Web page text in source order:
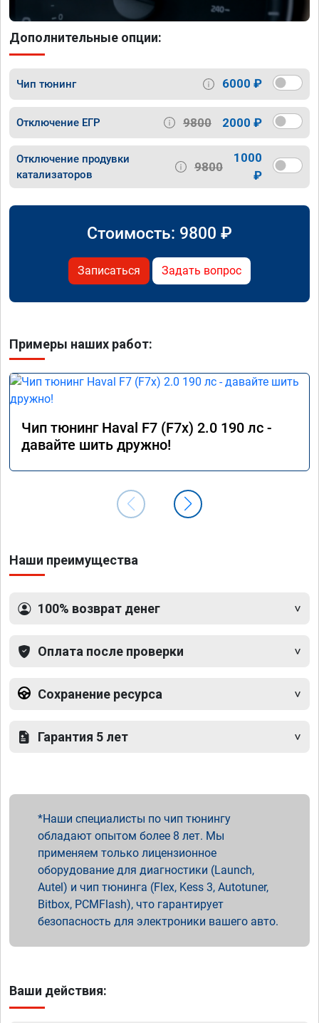
Дополнительные опции:
Чип тюнинг 6000 ₽
Отключение ЕГР 9800 2000 ₽
Отключение продувки
катализаторов
9800
1000
₽
Стоимость: 9800 ₽
Записаться Задать вопрос
Примеры наших работ:
Чип тюнинг Haval F7 (F7x) 2.0 190 лс -
давайте шить дружно!
Наши преимущества
100% возврат денег
Оплата после проверки
Сохранение ресурса
Гарантия 5 лет
Наши специалисты по чип тюнингу
обладают опытом более 8 лет. Мы
применяем только лицензионное
оборудование для диагностики (Launch,
Autel) и чип тюнинга (Flex, Kess 3, Autotuner,
Bitbox, PCMFlash), что гарантирует
безопасность для электроники вашего авто.
Ваши действия: